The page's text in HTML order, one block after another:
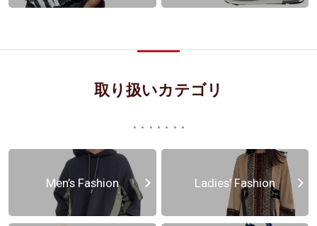
取り扱いカテゴリ
Men’s Fashion Ladies’ Fashion